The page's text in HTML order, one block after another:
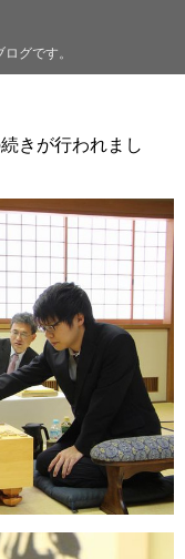
グです。
きが行われまし